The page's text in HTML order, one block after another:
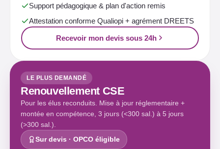
Support pédagogique & plan d'action remis
Attestation conforme Qualiopi + agrément DREETS
Recevoir mon devis sous 24h
LE PLUS DEMANDÉ
Renouvellement CSE
Pour les élus reconduits. Mise à jour réglementaire +
montée en compétence, 3 jours (<300 sal.) à 5 jours
(>300 sal.).
Sur devis · OPCO éligible